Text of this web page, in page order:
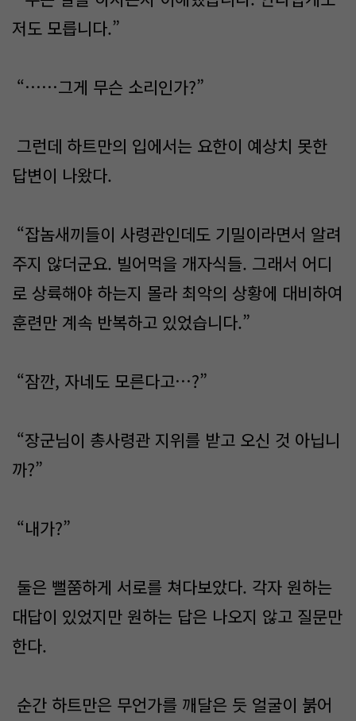
저도 모릅니다.”
“……그게 무슨 소리인가?”
그런데 하트만의 입에서는 요한이 예상치 못한
답변이 나왔다.
“잡놈새끼들이 사령관인데도 기밀이라면서 알려
주지 않더군요. 빌어먹을 개자식들. 그래서 어디
로 상륙해야 하는지 몰라 최악의 상황에 대비하여
훈련만 계속 반복하고 있었습니다.”
“잠깐, 자네도 모른다고…?”
“장군님이 총사령관 지위를 받고 오신 것 아닙니
까?”
“내가?”
둘은 뻘쭘하게 서로를 쳐다보았다. 각자 원하는
대답이 있었지만 원하는 답은 나오지 않고 질문만
한다.
순간 하트만은 무언가를 깨달은 듯 얼굴이 붉어